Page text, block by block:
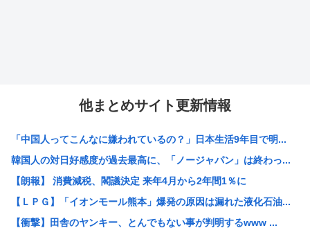
他まとめサイト更新情報
「中国人ってこんなに嫌われているの？」日本生活9年目で明...
韓国人の対日好感度が過去最高に、「ノージャパン」は終わっ...
【朗報】 消費減税、閣議決定 来年4月から2年間1％に
【ＬＰＧ】「イオンモール熊本」爆発の原因は漏れた液化石油...
【衝撃】田舎のヤンキー、とんでもない事が判明するwww ...